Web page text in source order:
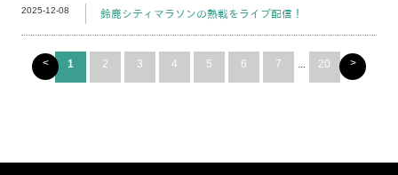
2025-12-08 鈴鹿シティマラソンの熱戦をライブ配信！
< 1 2 3 4 5 6 7 ... 20 >